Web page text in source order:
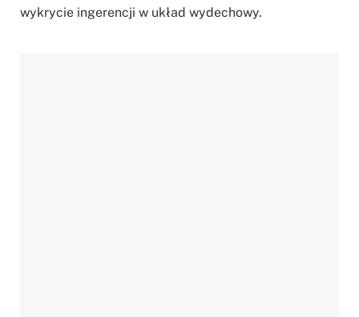
wykrycie ingerencji w układ wydechowy.